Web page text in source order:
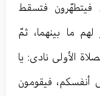
فيتطهّرون فتسقط
ما بينهما، ثمّ
الأولى نادى: يا
أنفسكم، فيقومون